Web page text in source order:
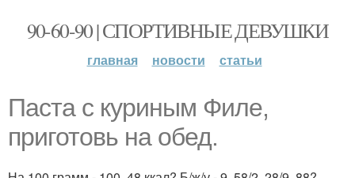
90-60-90 | СПОРТИВНЫЕ ДЕВУШКИ
главная новости статьи
Паста с куриным Филе,
приготовь на обед.